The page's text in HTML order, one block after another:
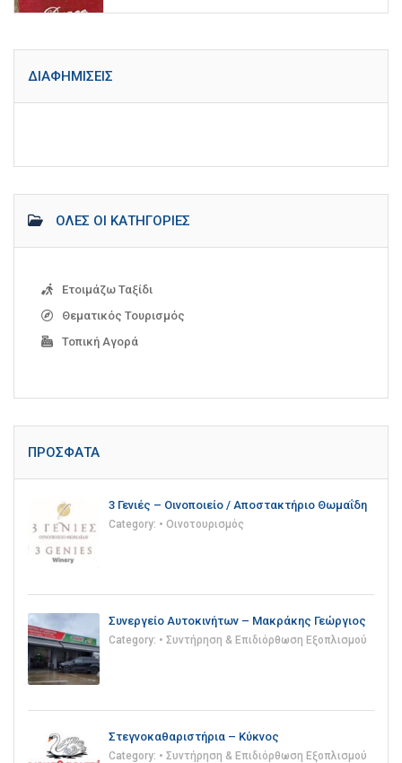
ΔΙΑΦΗΜΊΣΕΙΣ
ΌΛΕΣ ΟΙ ΚΑΤΗΓΟΡΊΕΣ
Ετοιμάζω Ταξίδι
Θεματικός Τουρισμός
Τοπική Αγορά
ΠΡΌΣΦΑΤΑ
3 Γενιές – Οινοποιείο / Αποστακτήριο Θωμαΐδη
Category: • Οινοτουρισμός
Συνεργείο Αυτοκινήτων – Μακράκης Γεώργιος
Category: • Συντήρηση & Επιδιόρθωση Εξοπλισμού
Στεγνοκαθαριστήρια – Κύκνος
Category: • Συντήρηση & Επιδιόρθωση Εξοπλισμού